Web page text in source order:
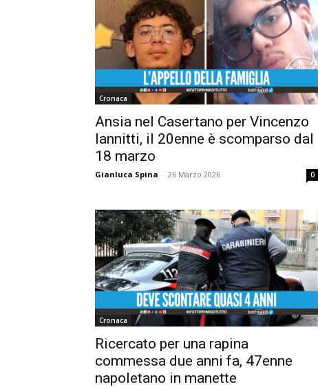
Cronaca
Ansia nel Casertano per Vincenzo
Iannitti, il 20enne è scomparso dal
18 marzo
Gianluca Spina - 26 Marzo 2026 0
Cronaca
Ricercato per una rapina
commessa due anni fa, 47enne
napoletano in manette